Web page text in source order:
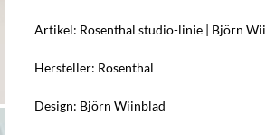
Artikel: Rosenthal studio-linie | Björn
Hersteller: Rosenthal
Design: Björn Wiinblad